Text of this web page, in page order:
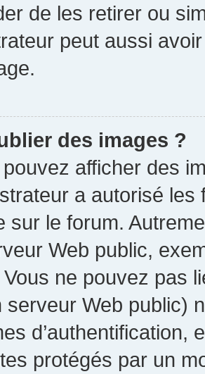
de les retirer ou
peut aussi
des images ?
afficher des
a autorisé
sur le forum.
Web public,
ne pouvez pas
serveur Web public)
d’authentification,
protégés par un